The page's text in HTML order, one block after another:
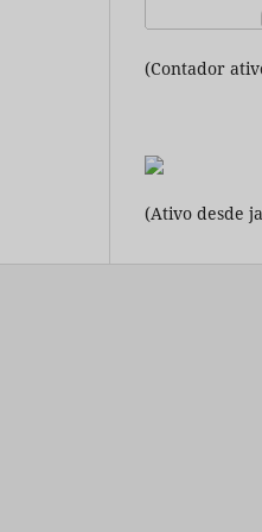
(Contador
(Ativo desde